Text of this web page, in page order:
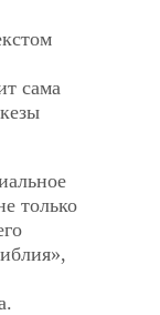
сама
только